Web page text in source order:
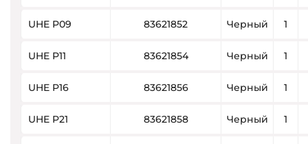
UHE P09 83621852 Черный 1
UHE P11 83621854 Черный 1
UHE P16 83621856 Черный 1
UHE P21 83621858 Черный 1